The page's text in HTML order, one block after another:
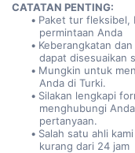
CATATAN PENTING:
Paket tur fleksibel,
permintaan Anda
Keberangkatan
dapat disesuaikan
Mungkin untuk
Anda di Turki.
Silakan lengkapi
menghubungi
pertanyaan.
Salah satu ahli
kurang dari 24 jam